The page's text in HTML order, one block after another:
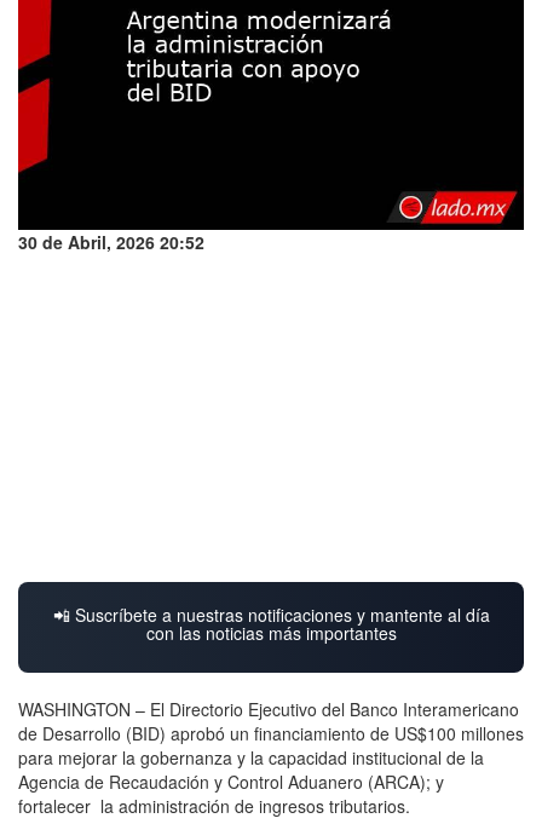
30 de Abril, 2026 20:52
📲 Suscríbete a nuestras notificaciones y mantente al día
con las noticias más importantes
WASHINGTON – El Directorio Ejecutivo del Banco Interamericano
de Desarrollo (BID) aprobó un financiamiento de US$100 millones
para mejorar la gobernanza y la capacidad institucional de la
Agencia de Recaudación y Control Aduanero (ARCA); y
fortalecer la administración de ingresos tributarios.